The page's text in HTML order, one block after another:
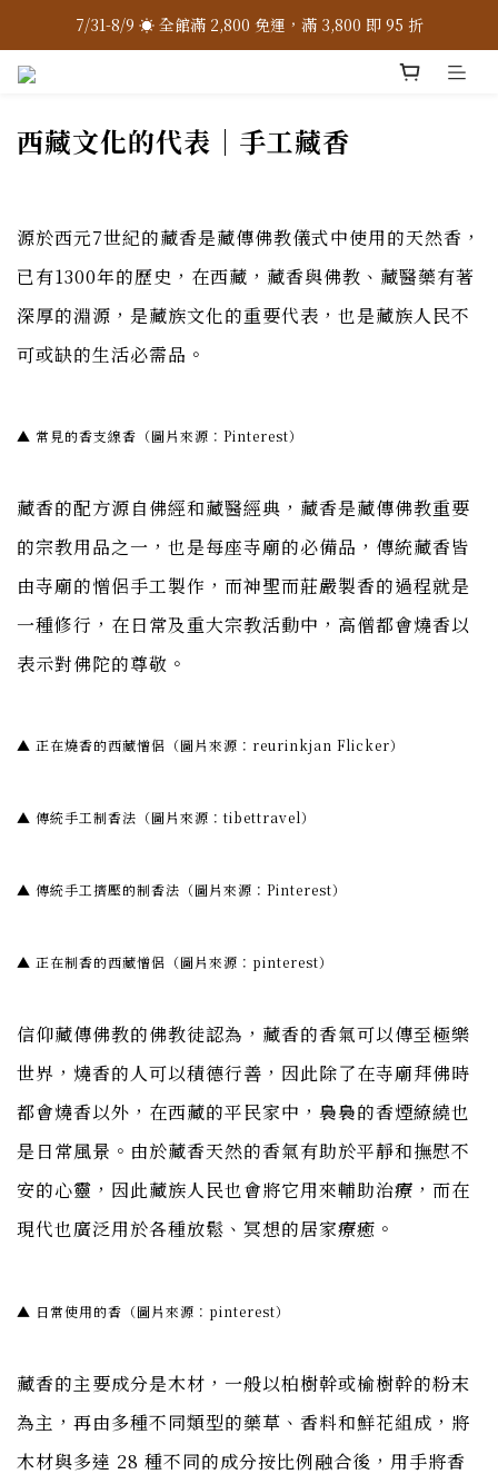
7/31-8/9 ☀️ 全館滿 2,800 免運，滿 3,800 即 95 折
7/31-8/9 ☀️ 全館滿 2,800 免運，滿 3,800 即 95 折
加入會員 📝 享註冊禮 $200
西藏文化的代表｜手工藏香
源於西元7世紀的藏香是藏傳佛教儀式中使用的天然香，
已有1300年的歷史，在西藏，藏香與佛教、藏醫藥有著
深厚的淵源，是藏族文化的重要代表，也是藏族人民不
可或缺的生活必需品。
▲ 常見的香支線香（圖片來源：Pinterest）
藏香的配方源自佛經和藏醫經典，藏香是藏傳佛教重要
的宗教用品之一，也是每座寺廟的必備品，傳統藏香皆
由寺廟的憎侶手工製作，而神聖而莊嚴製香的過程就是
一種修行，在日常及重大宗教活動中，高僧都會燒香以
表示對佛陀的尊敬。
▲ 正在燒香的西藏憎侶（圖片來源：reurinkjan Flicker）
▲ 傳統手工制香法（圖片來源：tibettravel）
▲ 傳統手工擠壓的制香法（圖片來源：Pinterest）
▲ 正在制香的西藏憎侶（圖片來源：pinterest）
信仰藏傳佛教的佛教徒認為，藏香的香氣可以傳至極樂
世界，燒香的人可以積德行善，因此除了在寺廟拜佛時
都會燒香以外，在西藏的平民家中，裊裊的香煙繚繞也
是日常風景。由於藏香天然的香氣有助於平靜和撫慰不
安的心靈，因此藏族人民也會將它用來輔助治療，而在
現代也廣泛用於各種放鬆、冥想的居家療癒。
▲ 日常使用的香（圖片來源：pinterest）
藏香的主要成分是木材，一般以柏樹幹或榆樹幹的粉末
為主，再由多種不同類型的藥草、香料和鮮花組成，將
木材與多達 28 種不同的成分按比例融合後，用手將香